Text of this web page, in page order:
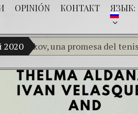
OPINIÓN КОНТАКТ ЯЗЫК:
2020una promesa del tenis
(Español) La impunidad
(Español) Las Montañas